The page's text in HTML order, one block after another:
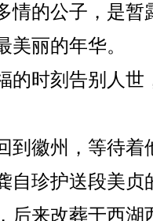
情的公子，是
丽的年华。
的时刻告别人世
到徽州，等待
自珍护送段美贞
后来改葬于西湖